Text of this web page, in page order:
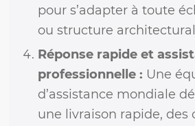
pour s’adapter à toute
ou structure
Réponse rapide et
professionnelle : Une
d’assistance mondiale
une livraison rapide, des